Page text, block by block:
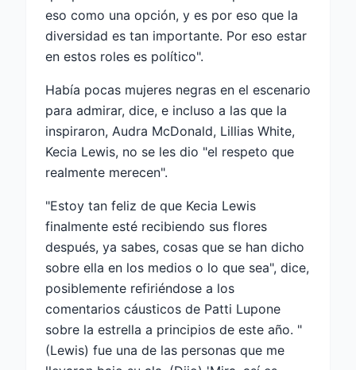
eso como una opción, y es por eso que la
diversidad es tan importante. Por eso estar
en estos roles es político".
Había pocas mujeres negras en el escenario
para admirar, dice, e incluso a las que la
inspiraron, Audra McDonald, Lillias White,
Kecia Lewis, no se les dio "el respeto que
realmente merecen".
"Estoy tan feliz de que Kecia Lewis
finalmente esté recibiendo sus flores
después, ya sabes, cosas que se han dicho
sobre ella en los medios o lo que sea", dice,
posiblemente refiriéndose a los
comentarios cáusticos de Patti Lupone
sobre la estrella a principios de este año. "
(Lewis) fue una de las personas que me